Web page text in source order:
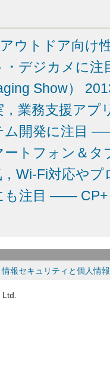
ウトドア向け
・デジカメに
Show）
，業務支援アプ
ム開発に注目
ートフォン＆タ
Wi-Fi対応や
も注目 ―― CP+
情報セキュリティと個人情
Ltd.